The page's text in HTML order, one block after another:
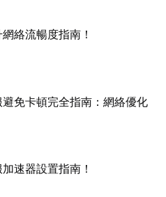
絡流暢度指南！
免卡頓完全指南：網絡優化
速器設置指南！